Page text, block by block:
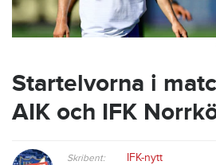
Startelvorna i
AIK och IFK
Skribent: IFK-nytt